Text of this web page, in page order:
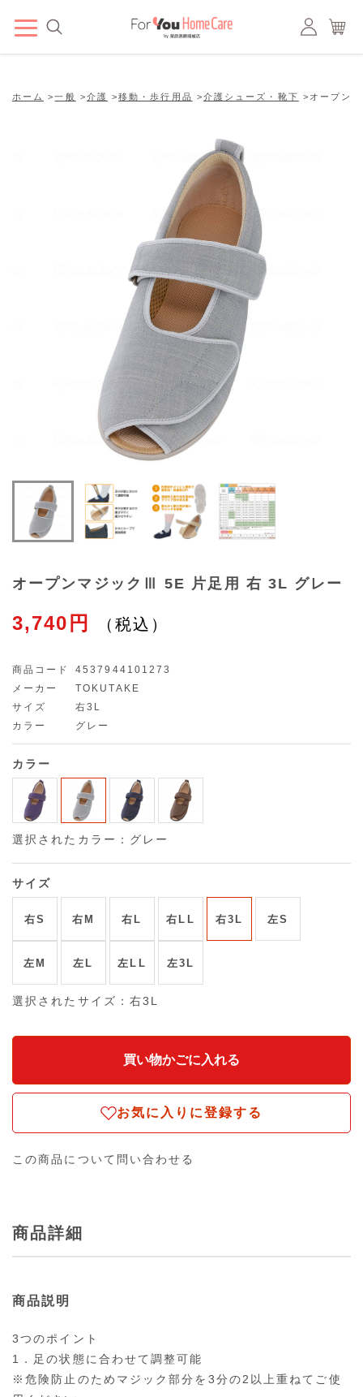
ホーム >一般 >介護 >移動・歩行用品 >介護シューズ・靴下 > オープン
オープンマジックⅢ 5E 片足用 右 3L グレー
3,740円
商品コード
4537944101273
メーカー
TOKUTAKE
サイズ
右3L
カラー
グレー
カラー
選択されたカラー：グレー
サイズ
右S 右M 右L 右LL 右3L 左S
左M 左L 左LL 左3L
選択されたサイズ：右3L
お気に入りに登録する
この商品について問い合わせる
商品詳細
商品説明
3つのポイント
1．足の状態に合わせて調整可能
※危険防止のためマジック部分を3分の2以上重ねてご使